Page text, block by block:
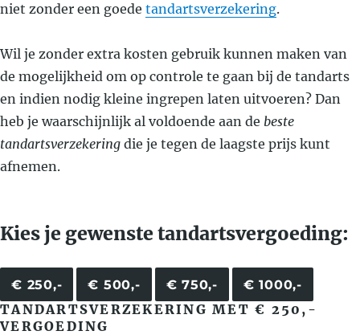
niet zonder een goede tandartsverzekering.
Wil je zonder extra kosten gebruik kunnen maken van
de mogelijkheid om op controle te gaan bij de tandarts
en indien nodig kleine ingrepen laten uitvoeren? Dan
heb je waarschijnlijk al voldoende aan de beste
tandartsverzekering die je tegen de laagste prijs kunt
afnemen.
Kies je gewenste tandartsvergoeding:
€ 250,- € 500,- € 750,- € 1000,-
TANDARTSVERZEKERING MET € 250,-
VERGOEDING